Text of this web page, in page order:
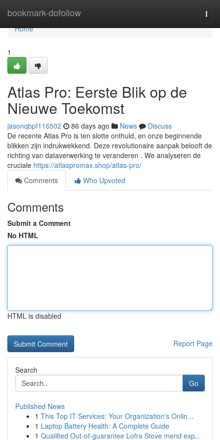
bookmark-dofollow
Home
Home
1
Atlas Pro: Eerste Blik op de
Nieuwe Toekomst
jasonqbpf116502 86 days ago News
Discuss
De recente Atlas Pro is ten slotte onthuld, en onze beginnende
blikken zijn indrukwekkend. Deze revolutionaire aanpak belooft de
richting van dataverwerking te veranderen . We analyseren de
cruciale https://atlaspromax.shop/atlas-pro/
Comments
Who Upvoted
Comments
Submit a Comment
No HTML
HTML is disabled
Report Page
Search
Go
Published News
1 This Top IT Services: Your Organization's Onlin...
1 Laptop Battery Health: A Complete Guide
1 Qualified Out-of-guarantee Lofra Stove mend exp...